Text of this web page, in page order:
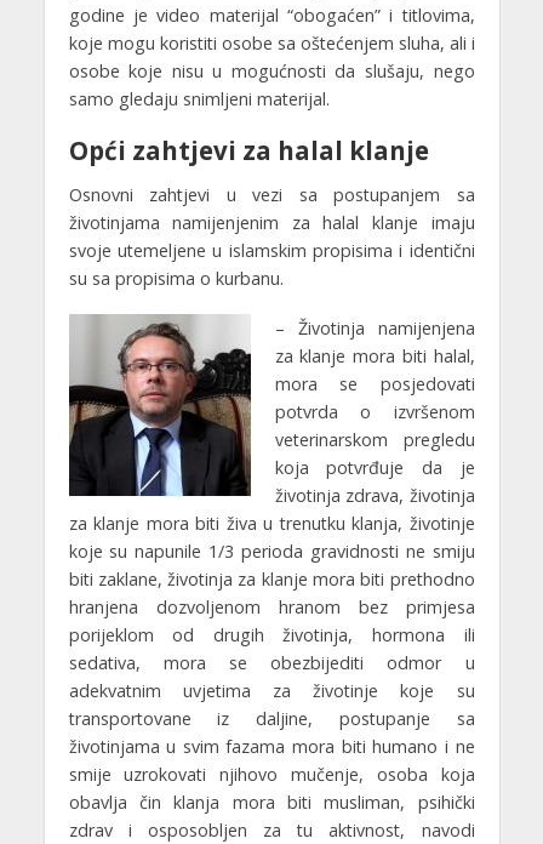
godine je video materijal “obogaćen” i titlovima,
koje mogu koristiti osobe sa oštećenjem sluha, ali i
osobe koje nisu u mogućnosti da slušaju, nego
samo gledaju snimljeni materijal.
Opći zahtjevi za halal klanje
Osnovni zahtjevi u vezi sa postupanjem sa
životinjama namijenjenim za halal klanje imaju
svoje utemeljene u islamskim propisima i identični
su sa propisima o kurbanu.
– Životinja namijenjena
za klanje mora biti halal,
mora se posjedovati
potvrda o izvršenom
veterinarskom pregledu
koja potvrđuje da je
životinja zdrava, životinja
za klanje mora biti živa u trenutku klanja, životinje
koje su napunile 1/3 perioda gravidnosti ne smiju
biti zaklane, životinja za klanje mora biti prethodno
hranjena dozvoljenom hranom bez primjesa
porijeklom od drugih životinja, hormona ili
sedativa, mora se obezbijediti odmor u
adekvatnim uvjetima za životinje koje su
transportovane iz daljine, postupanje sa
životinjama u svim fazama mora biti humano i ne
smije uzrokovati njihovo mučenje, osoba koja
obavlja čin klanja mora biti musliman, psihički
zdrav i osposobljen za tu aktivnost, navodi